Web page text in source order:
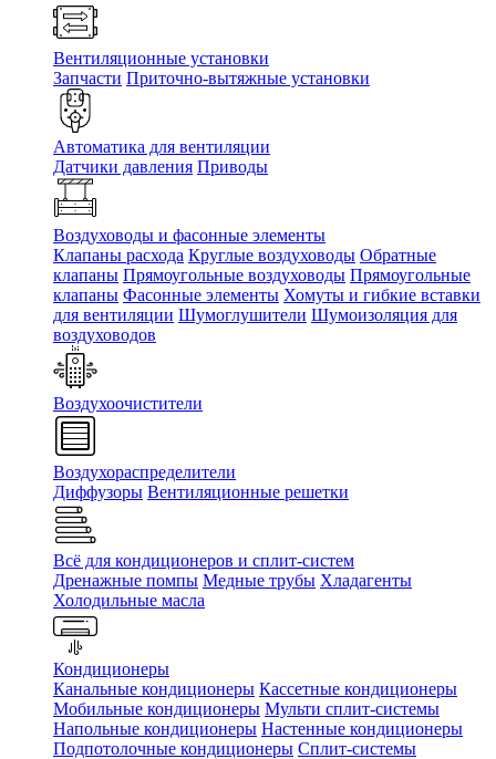
Вентиляционные установки
Запчасти Приточно-вытяжные установки
Автоматика для вентиляции
Датчики давления Приводы
Воздуховоды и фасонные элементы
Клапаны расхода Круглые воздуховоды Обратные
клапаны Прямоугольные воздуховоды Прямоугольные
клапаны Фасонные элементы Хомуты и гибкие вставки
для вентиляции Шумоглушители Шумоизоляция для
воздуховодов
Воздухоочистители
Воздухораспределители
Диффузоры Вентиляционные решетки
Всё для кондиционеров и сплит-систем
Дренажные помпы Медные трубы Хладагенты
Холодильные масла
Кондиционеры
Канальные кондиционеры Кассетные кондиционеры
Мобильные кондиционеры Мульти сплит-системы
Напольные кондиционеры Настенные кондиционеры
Подпотолочные кондиционеры Сплит-системы